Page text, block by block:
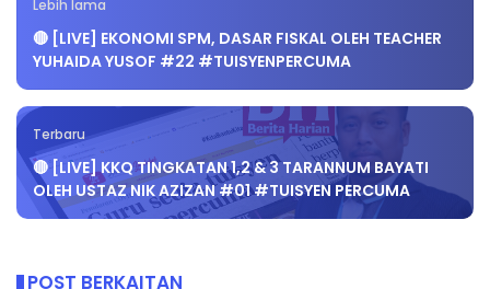
Lebih lama
🔴 [LIVE] EKONOMI SPM, DASAR FISKAL OLEH TEACHER
YUHAIDA YUSOF #22 #TUISYENPERCUMA
Terbaru
🔴 [LIVE] KKQ TINGKATAN 1,2 & 3 TARANNUM BAYATI
OLEH USTAZ NIK AZIZAN #01 #TUISYEN PERCUMA
POST BERKAITAN